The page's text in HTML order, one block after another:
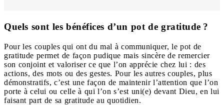
Quels sont les bénéfices d’un pot de gratitude ?
Pour les couples qui ont du mal à communiquer, le pot de
gratitude permet de façon pudique mais sincère de remercier
son conjoint et valoriser ce que l’on apprécie chez lui : des
actions, des mots ou des gestes. Pour les autres couples, plus
démonstratifs, c’est une façon de maintenir l’attention que l’on
porte à celui ou celle à qui l’on s’est uni(e) devant Dieu, en lui
faisant part de sa gratitude au quotidien.